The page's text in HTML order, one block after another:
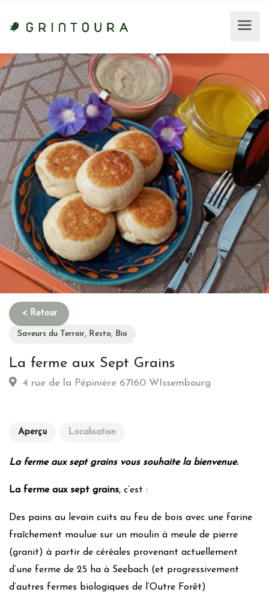
Saveurs du Terroir, Resto, Bio
La ferme aux Sept Grains
4 rue de la Pépinière 67160 WIssembourg
Aperçu Localisation
La ferme aux sept grains vous souhaite la bienvenue.
La ferme aux sept grains, c’est :
Des pains au levain cuits au feu de bois avec une farine
fraîchement moulue sur un moulin à meule de pierre
(granit) à partir de céréales provenant actuellement
d’une ferme de 25 ha à Seebach (et progressivement
d’autres fermes biologiques de l’Outre Forêt)